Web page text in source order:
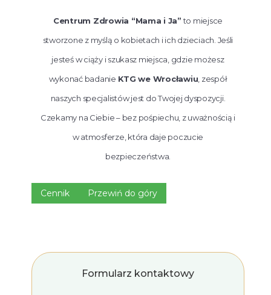
Centrum Zdrowia “Mama i Ja”to miejsce
stworzone z myślą o kobietach i ich dzieciach. Jeśli
jesteś w ciąży i szukasz miejsca, gdzie możesz
wykonać badanie KTG we Wrocławiu , zespół
naszych specjalistów jest do Twojej dyspozycji.
Czekamy na Ciebie – bez pośpiechu, z uważnością i
w atmosferze, która daje poczucie
bezpieczeństwa.
Cennik Przewiń do góry
Formularz kontaktowy